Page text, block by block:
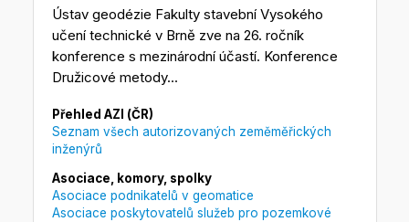
Ústav geodézie Fakulty stavební Vysokého
učení technické v Brně zve na 26. ročník
konference s mezinárodní účastí. Konference
Družicové metody...
Přehled AZI (ČR)
Seznam všech autorizovaných zeměměřických
inženýrů
Asociace, komory, spolky
Asociace podnikatelů v geomatice
Asociace poskytovatelů služeb pro pozemkové